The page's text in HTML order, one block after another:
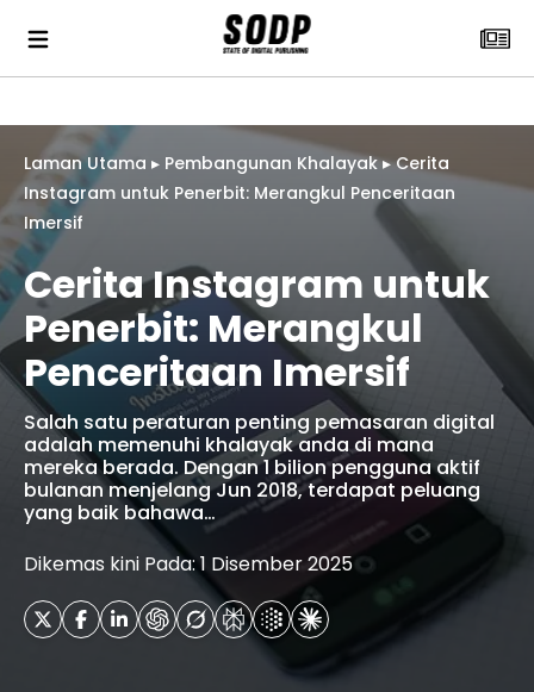
Laman Utama ▸ Pembangunan Khalayak▸Cerita
Instagram untuk Penerbit: Merangkul Penceritaan
Imersif
Cerita Instagram untuk
Penerbit: Merangkul
Penceritaan Imersif
Salah satu peraturan penting pemasaran digital
adalah memenuhi khalayak anda di mana
mereka berada. Dengan 1 bilion pengguna aktif
bulanan menjelang Jun 2018, terdapat peluang
yang baik bahawa…
Dikemas kini Pada: 1 Disember 2025